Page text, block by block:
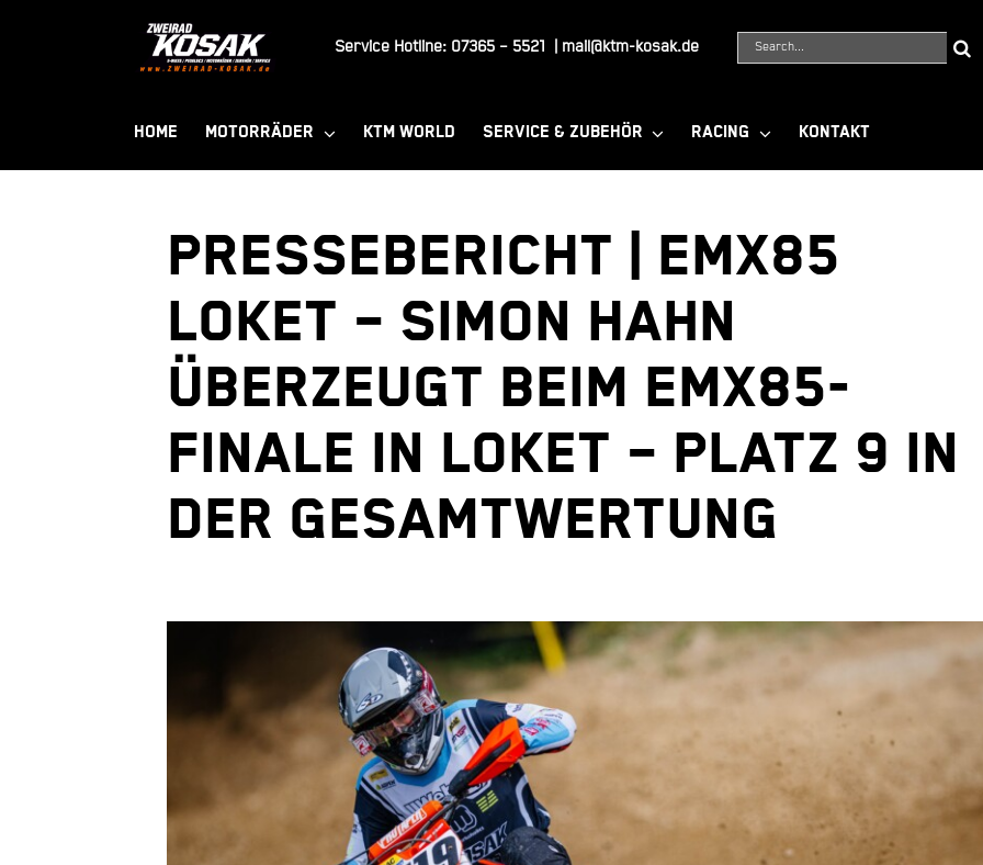
Service Hotline: 07365 – 5521 mail@ktm-kosak.de
Suche
HOME MOTORRÄDER KTM WORLD SERVICE & ZUBEHÖR RACING KONTAKT
PRESSEBERICHT | EMX85
Loket – Simon Hahn
überzeugt beim EMX85-
Finale in Loket – Platz 9 in
der Gesamtwertung